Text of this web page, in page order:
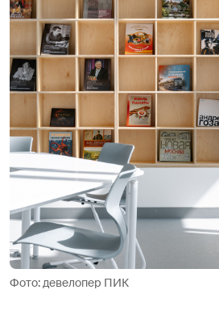
Фото: девелопер ПИК